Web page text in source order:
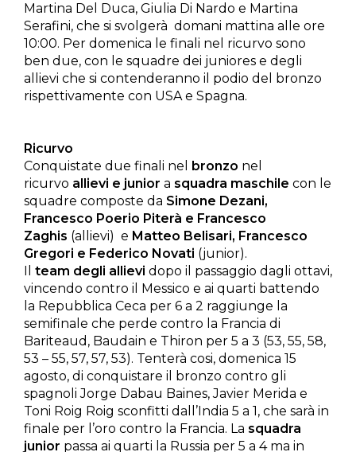
Martina Del Duca, Giulia Di Nardo e Martina
Serafini, che si svolgerà domani mattina alle ore
10:00. Per domenica le finali nel ricurvo sono
ben due, con le squadre dei juniores e degli
allievi che si contenderanno il podio del bronzo
rispettivamente con USA e Spagna.
Ricurvo
Conquistate due finali nel
bronzo nel
ricurvo allievi e junior a squadra maschile con le
squadre composte da Simone Dezani,
Francesco Poerio Piterà e Francesco
Zaghis (allievi) e Matteo Belisari, Francesco
Gregori e Federico Novati (junior).
team degli allievi dopo il passaggio dagli ottavi,
vincendo contro il Messico e ai quarti battendo
la Repubblica Ceca per 6 a 2 raggiunge la
semifinale che perde contro la Francia di
Bariteaud, Baudain e Thiron per 5 a 3 (53, 55, 58,
53 – 55, 57, 57, 53). Tenterà cosi, domenica 15
agosto, di conquistare il bronzo contro gli
spagnoli Jorge Dabau Baines, Javier Merida e
Toni Roig Roig sconfitti dall’India 5 a 1, che sarà in
finale per l’oro contro la Francia. La squadra
junior passa ai quarti la Russia per 5 a 4 ma in